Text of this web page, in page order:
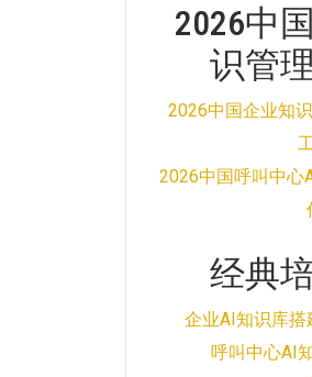
2026中
识管
2026中国企业知
2026中国呼叫中心
经典
企业AI知识库
呼叫中心AI